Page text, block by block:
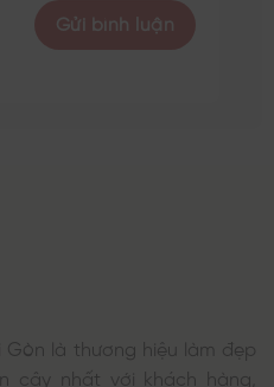
Gòn là thương hiệu làm đẹp
cậy nhất với khách hàng,